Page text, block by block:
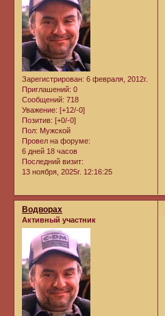
Зарегистрирован: 6 февраля, 2012г.
Приглашений: 0
Сообщений: 718
Уважение: [+12/-0]
Позитив: [+0/-0]
Пол: Мужской
Провел на форуме:
6 дней 18 часов
Последний визит:
13 ноября, 2025г. 12:16:25
Водворах
Активный участник